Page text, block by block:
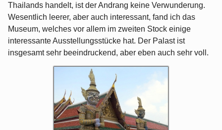
Thailands handelt, ist der Andrang keine Verwunderung.
Wesentlich leerer, aber auch interessant, fand ich das
Museum, welches vor allem im zweiten Stock einige
interessante Ausstellungsstücke hat. Der Palast ist
insgesamt sehr beeindruckend, aber eben auch sehr voll.